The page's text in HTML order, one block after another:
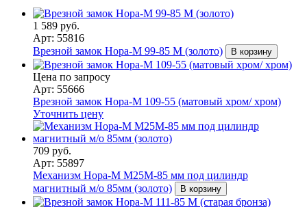
1 589 руб.
Арт: 55816
Врезной замок Нора-М 99-85 M (золото)
В корзину
Цена по запросу
Арт: 55666
Врезной замок Нора-М 109-55 (матовый хром/ хром)
Уточнить цену
709 руб.
Арт: 55897
Механизм Нора-М М25М-85 мм под цилиндр
магнитный м/о 85мм (золото)
В корзину